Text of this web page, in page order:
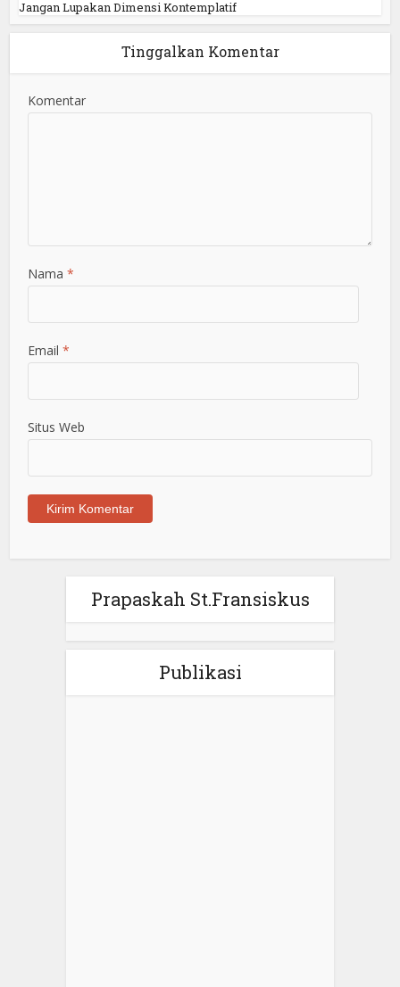
Jangan Lupakan Dimensi Kontemplatif
Tinggalkan Komentar
Komentar
Nama*
Email*
Situs Web
Prapaskah St.Fransiskus
Publikasi